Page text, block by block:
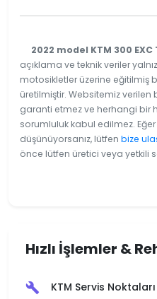
2022 model KTM 300 EXC
açıklama ve teknik veriler
motosikletler üzerine eğitilmiş
üretilmiştir. Websitemiz
garanti etmez ve herhangi bir
sorumluluk kabul edilmez. Eğer
düşünüyorsanız, lütfen bize
önce lütfen üretici veya yetkili
Hızlı İşlemler &
build KTM Servis